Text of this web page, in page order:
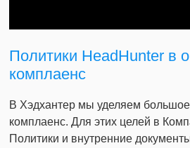
Политики HeadHunter в
комплаенс
В Хэдхантер мы уделяем
комплаенс. Для этих целей в
Политики и внутренние